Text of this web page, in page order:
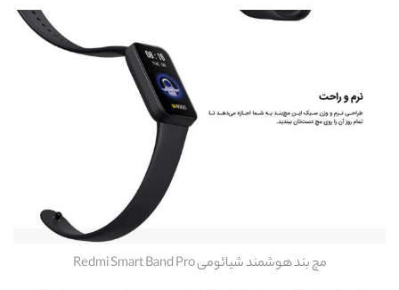
مچ بند هوشمند شیائومی Redmi Smart Band Pro